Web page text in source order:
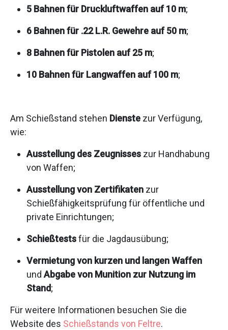
5 Bahnen für Druckluftwaffen auf 10 m;
6 Bahnen für .22 L.R. Gewehre auf 50 m;
8 Bahnen für Pistolen auf 25 m;
10 Bahnen für Langwaffen auf 100 m;
Am Schießstand stehen Dienste zur Verfügung,
wie:
Ausstellung des Zeugnisses zur Handhabung
von Waffen;
Ausstellung von Zertifikaten zur
Schießfähigkeitsprüfung für öffentliche und
private Einrichtungen;
Schießtestsfür die Jagdausübung;
Vermietung von kurzen und langen Waffen
undAbgabe von Munition zur Nutzung im
Stand;
Für weitere Informationen besuchen Sie die
Website des Schießstands von Feltre.